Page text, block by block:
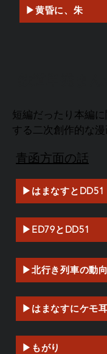
▶黄昏に、朱
短編だったり本編
する二次創作的な漫
青函方面の話
▶はまなすとDD51
▶ED79とDD51
▶北行き列車の動向
▶はまなすにケモ
▶もがり